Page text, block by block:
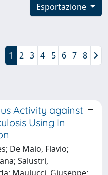
Esportazione
1 2 3 4 5 6 7 8
Activity against
Using In
De Maio, Flavio;
Salustri,